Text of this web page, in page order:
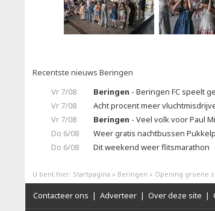
Recentste nieuws Beringen
Vr 7/08
Beringen - Beringen FC speelt
Vr 7/08
Acht procent meer
Vr 7/08
Beringen - Veel volk voor Paul
Do 6/08
Weer gratis nachtbussen
Do 6/08
Dit weekend weer flitsmarathon
U bent hier: Startpagina » Beringen » Opening groene
Contacteer ons | Adverteer | Over deze site |